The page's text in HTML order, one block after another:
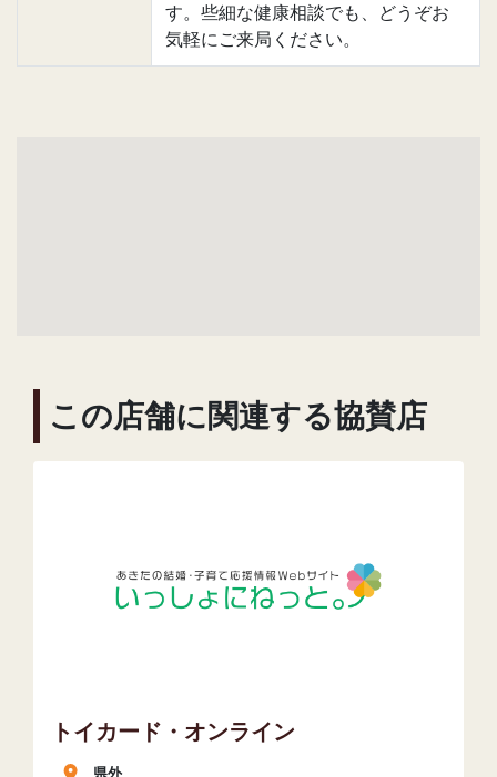
す。些細な健康相談でも、どうぞお
気軽にご来局ください。
この店舗に関連する協賛店
トイカード・オンライン
県外